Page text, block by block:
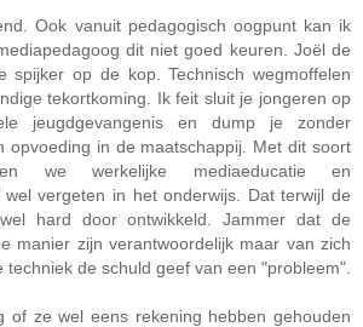
Ook vanuit pedagogisch oogpunt kan ik
dit niet goed keuren. Joël de
spijker op de kop. Technisch wegmoffelen
tekortkoming. Ik feit sluit je jongeren op
jeugdgevangenis en dump je zonder
opvoeding in de maatschappij. Met dit soort
we werkelijke mediaeducatie en
wel vergeten in het onderwijs. Dat terwijl de
hard door ontwikkeld. Jammer dat de
manier zijn verantwoordelijk maar van zich
techniek de schuld geef van een "probleem".
of ze wel eens rekening hebben gehouden